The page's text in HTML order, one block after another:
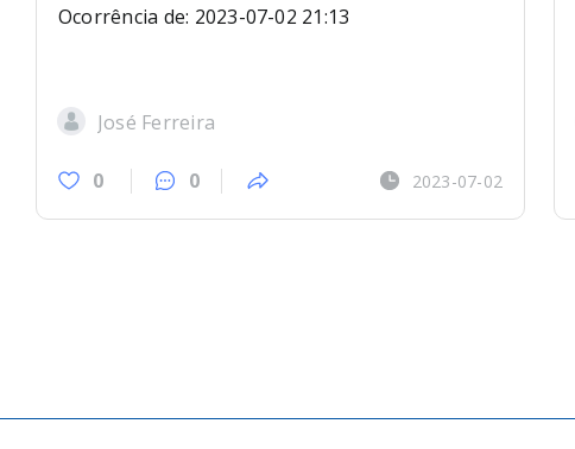
Ocorrência de: 2023-07-02 21:13
José Ferreira
0 0 2023-07-02